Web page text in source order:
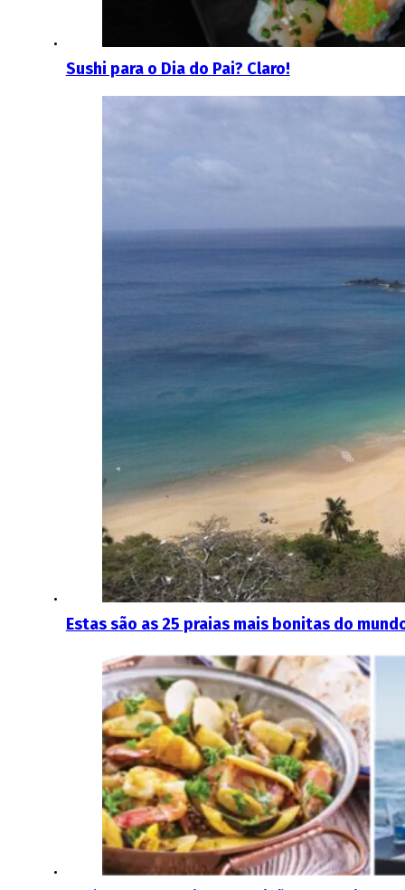
Sushi para o Dia do Pai? Claro!
Estas são as 25 praias mais bonitas do